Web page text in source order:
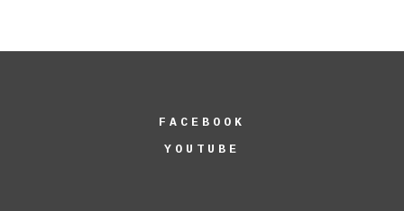
FACEBOOK
YOUTUBE